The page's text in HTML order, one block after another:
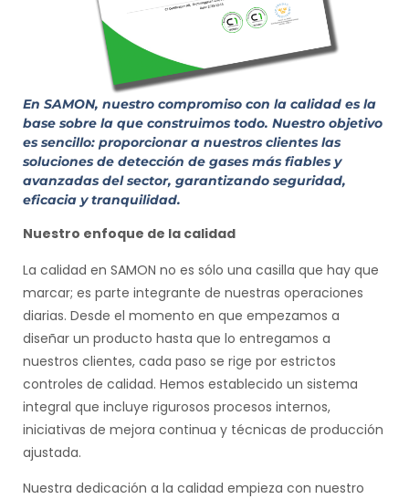
En SAMON, nuestro compromiso con la calidad es la
base sobre la que construimos todo. Nuestro objetivo
es sencillo: proporcionar a nuestros clientes las
soluciones de detección de gases más fiables y
avanzadas del sector, garantizando seguridad,
eficacia y tranquilidad.
Nuestro enfoque de la calidad
La calidad en SAMON no es sólo una casilla que hay que
marcar; es parte integrante de nuestras operaciones
diarias. Desde el momento en que empezamos a
diseñar un producto hasta que lo entregamos a
nuestros clientes, cada paso se rige por estrictos
controles de calidad. Hemos establecido un sistema
integral que incluye rigurosos procesos internos,
iniciativas de mejora continua y técnicas de producción
ajustada.
Nuestra dedicación a la calidad empieza con nuestro